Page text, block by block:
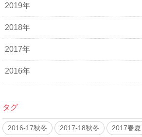
2019年
2018年
2017年
2016年
タグ
2016-17秋冬 2017-18秋冬 2017春夏